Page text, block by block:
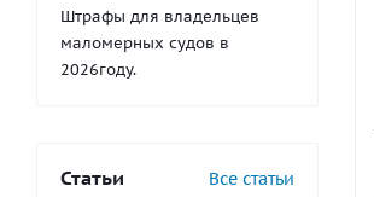
Штрафы для владельцев
маломерных судов в
2026году.
Статьи Все статьи